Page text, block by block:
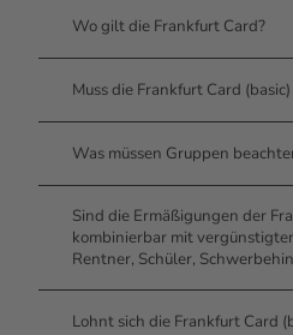
Wo gilt die Frankfurt Card?
Muss die Frankfurt Card
Was müssen Gruppen
Sind die Ermäßigungen der
kombinierbar mit
Rentner, Schüler,
Lohnt sich die Frankfurt Card